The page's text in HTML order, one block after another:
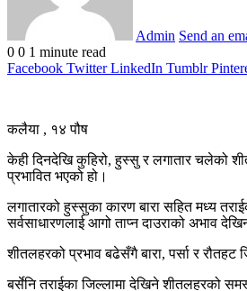
Admin Send an
0 0 1 minute read
Facebook Twitter LinkedIn Tumblr
कलैया , १४ पौष
केही दिनदेखि कुहिरो, हुस्सु र लगातार चलेको
प्रभावित भएको हो।
लगातारको हुस्सुका कारण बारा सहित मध्य
सर्वसाधारणलाई आगो ताप्न दाउराको अभाव
शीतलहरको प्रभाव बढेसँगै बारा, पर्सा र
बर्सेनि तराईका जिल्लामा देखिने शीतलहरको